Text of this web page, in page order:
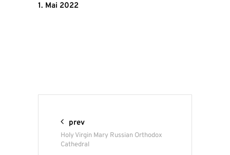
1. Mai 2022
prev
Holy Virgin Mary Russian Orthodox
Cathedral